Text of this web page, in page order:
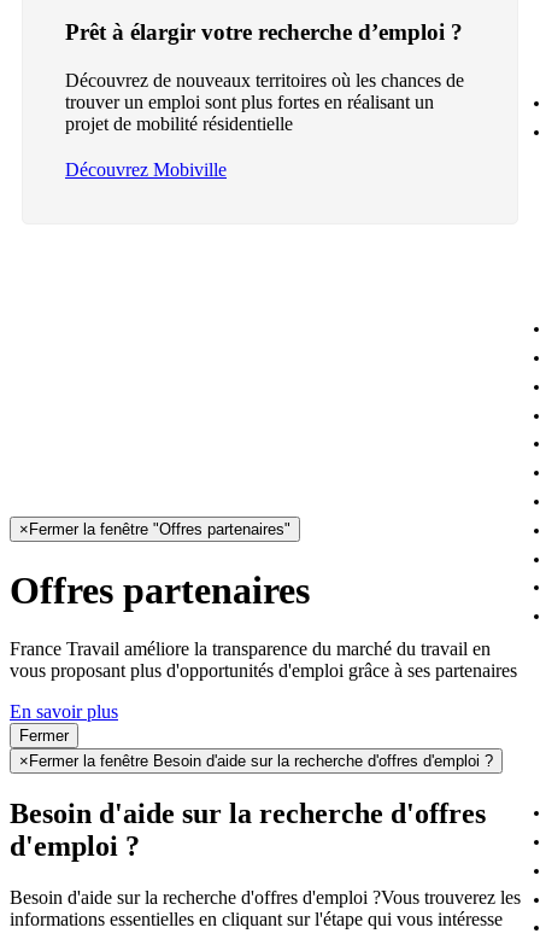
Prêt à élargir votre recherche d’emploi ?
Découvrez de nouveaux territoires où les chances de
trouver un emploi sont plus fortes en réalisant un
projet de mobilité résidentielle
Découvrez Mobiville
× Fermer la fenêtre "Offres partenaires"
Offres partenaires
France Travail améliore la transparence du marché du travail en
vous proposant plus d'opportunités d'emploi grâce à ses partenaires
En savoir plus
Fermer
× Fermer la fenêtre Besoin d'aide sur la recherche d'offres d'emploi ?
Besoin d'aide sur la recherche d'offres
d'emploi ?
Besoin d'aide sur la recherche d'offres d'emploi ?Vous trouverez les
informations essentielles en cliquant sur l'étape qui vous intéresse